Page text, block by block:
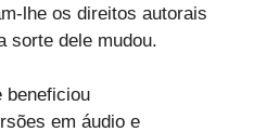
lhe os direitos autorais
sorte dele mudou.
beneficiou
em áudio e